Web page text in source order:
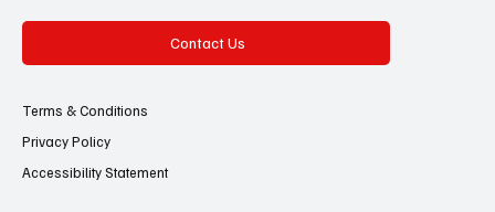
Contact Us
Terms & Conditions
Privacy Policy
Accessibility Statement